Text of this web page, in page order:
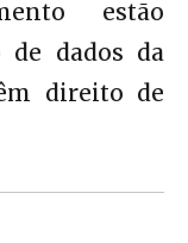
estão
de dados da
direito de